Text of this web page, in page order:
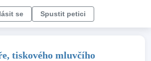
se Spustit petici
tiskového mluvčího